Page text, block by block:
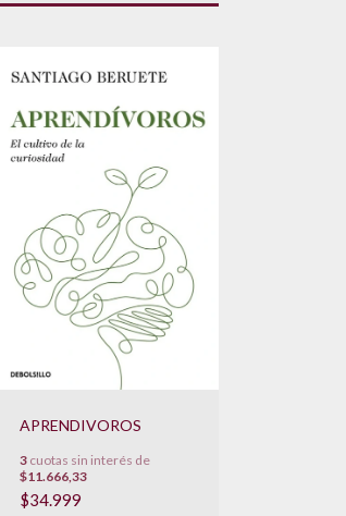
APRENDIVOROS
3cuotas sin interés de
$11.666,33
$34.999